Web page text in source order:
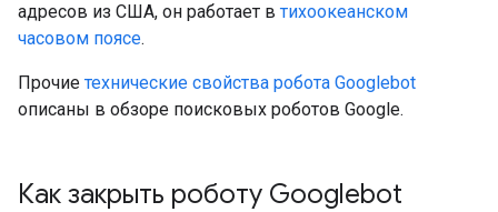
адресов из США, он работает в тихоокеанском
часовом поясе.
Прочие технические свойства робота Googlebot
описаны в обзоре поисковых роботов Google.
Как закрыть роботу Googlebot